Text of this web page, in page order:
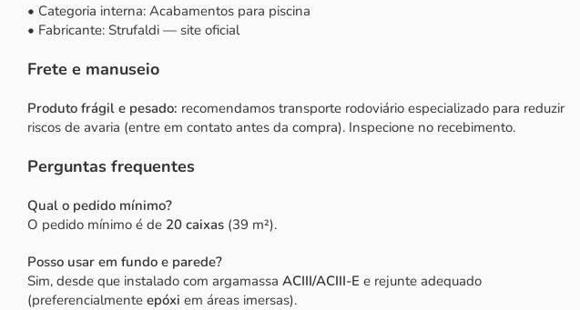
• Categoria interna: Acabamentos para piscina
• Fabricante: Strufaldi — site oficial
Frete e manuseio
Produto frágil e pesado: recomendamos transporte rodoviário especializado para reduzir
riscos de avaria (entre em contato antes da compra). Inspecione no recebimento.
Perguntas frequentes
Qual o pedido mínimo?
O pedido mínimo é de 20 caixas (39 m²).
Posso usar em fundo e parede?
Sim, desde que instalado com argamassa ACIII/ACIII-E e rejunte adequado
(preferencialmente epóxi em áreas imersas).